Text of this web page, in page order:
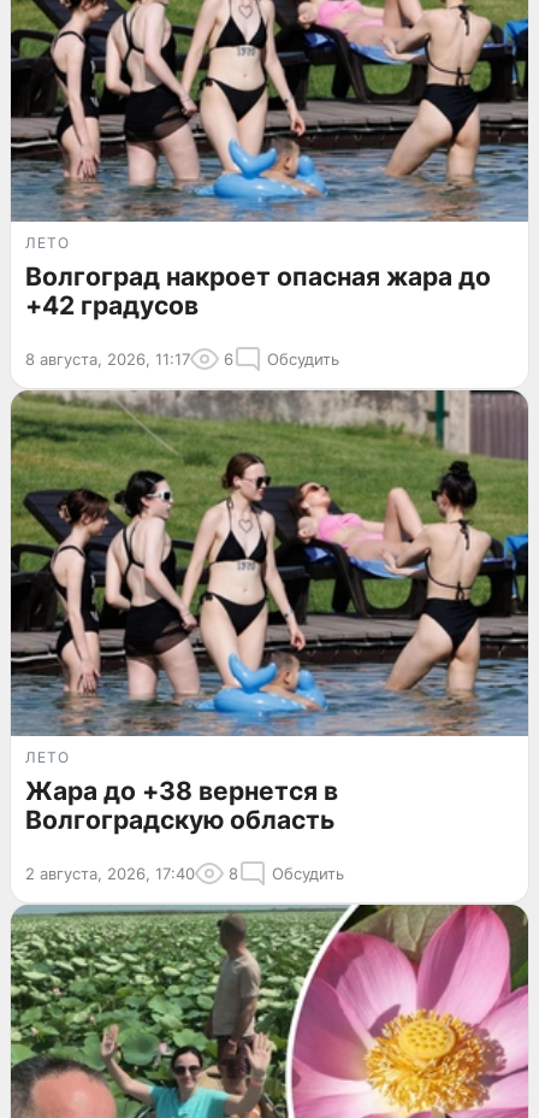
ЛЕТО
Волгоград накроет опасная жара до
+42 градусов
8 августа, 2026, 11:17 6 Обсудить
ЛЕТО
Жара до +38 вернется в
Волгоградскую область
2 августа, 2026, 17:40 8 Обсудить